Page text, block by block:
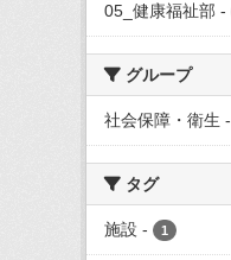
05_健康福祉部 -
グループ
社会保障・衛生 -
タグ
施設 - 1